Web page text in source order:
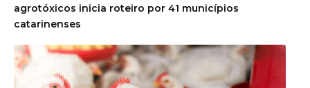
agrotóxicos inicia roteiro por 41 municípios
catarinenses